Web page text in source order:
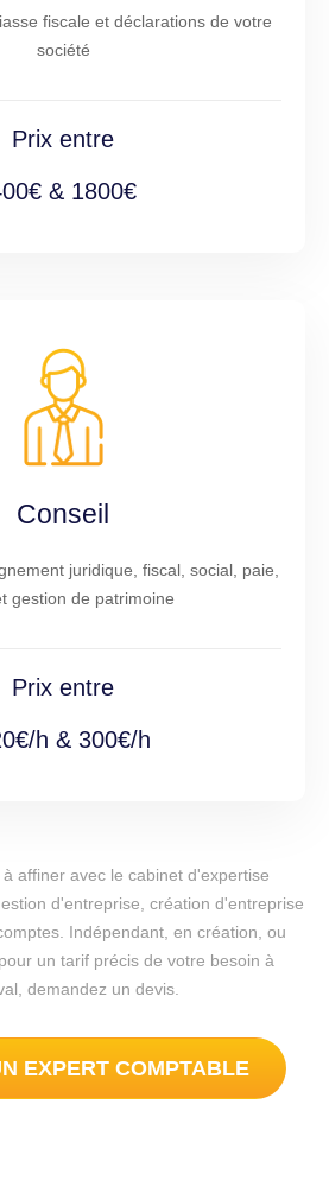
fiscale et déclarations de votre
société
Prix entre
& 1800€
Conseil
juridique, fiscal, social, paie,
gestion de patrimoine
Prix entre
h & 300€/h
affiner avec le cabinet d'expertise
d'entreprise, création d'entreprise
Indépendant, en création, ou
un tarif précis de votre besoin à
demandez un devis.
EXPERT COMPTABLE